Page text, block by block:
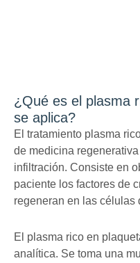
¿Qué es el plasma
se aplica?
El tratamiento plasma
de medicina
infiltración. Consiste en
paciente los factores de
regeneran en las células
El plasma rico en
analítica. Se toma una